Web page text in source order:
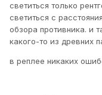
светиться только
светиться с
обзора противника. и
какого-то из древних
в реплее никаких